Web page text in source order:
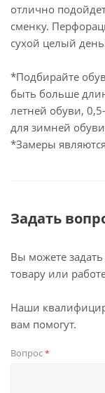
отлично
сменку.
сухой целый
*Подбирайте
быть больше
летней обуви,
для зимней
*Замеры
Задать
Вы можете
товару или
Наши
вам помогут.
Вопрос*